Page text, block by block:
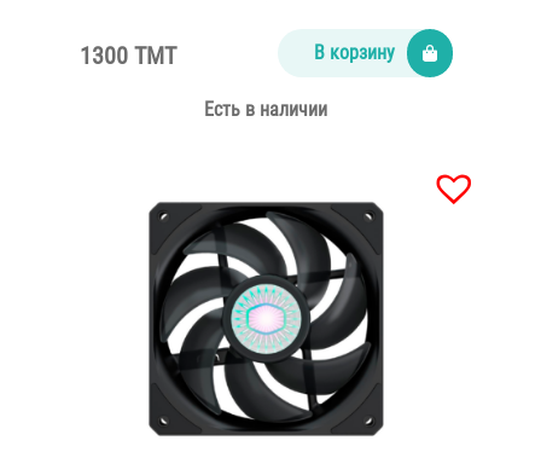
1300 TMT В корзину
Есть в наличии